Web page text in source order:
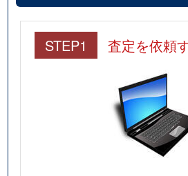
STEP1 査定を依頼